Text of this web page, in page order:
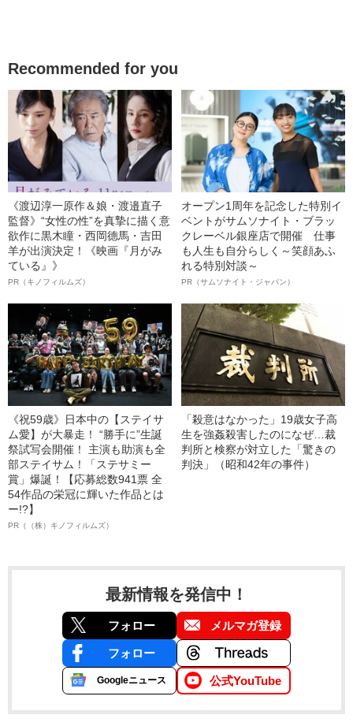
Recommended for you
《渡辺淳一原作＆娘・渡邉直子
監督》“女性の性”を真摯に描く意
欲作に黒木瞳・西岡德馬・吉田
羊が出演決定！《映画『月がみ
ている』》
PR（キノフィルムズ）
オープン1周年を記念した特別イ
ベントがサムソナイト・ブラッ
クレーベル銀座店で開催 仕事
も人生も自分らしく～笑顔あふ
れる特別対談～
PR（サムソナイト・ジャパン）
《祝59歳》日本中の【ステイサ
ム愛】が大暴走！ “勝手に”生誕
祭試写会開催！ 主演も助演も全
部ステイサム！「ステサミー
賞」爆誕！【応募総数941票 全
54作品の栄冠に輝いた作品とは
ー!?】
PR（（株）キノフィルムズ）
「殺意はなかった」19歳女子高
生を強姦殺害したのになぜ…裁
判所と検察が対立した「驚きの
判決」（昭和42年の事件）
最新情報を発信中！
フォロー メルマガ登録
フォロー
Googleニュース 公式YouTube